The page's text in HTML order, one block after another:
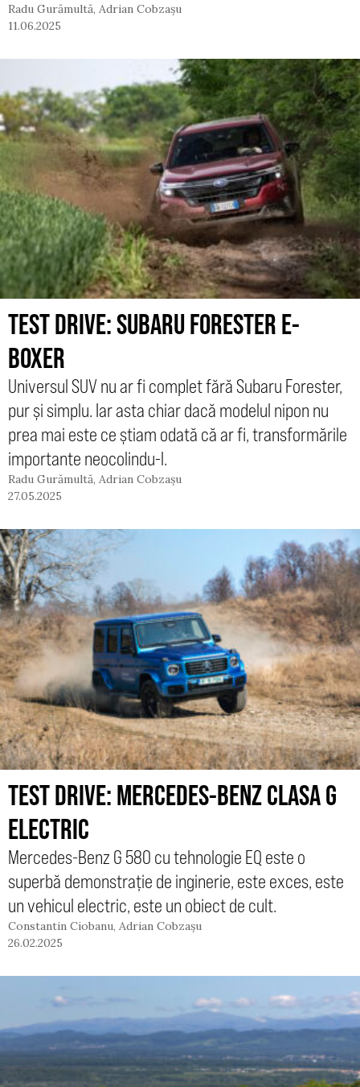
Radu Gurămultă, Adrian Cobzașu
11.06.2025
TEST DRIVE: SUBARU FORESTER E-
BOXER
Universul SUV nu ar fi complet fără Subaru Forester,
pur și simplu. Iar asta chiar dacă modelul nipon nu
prea mai este ce știam odată că ar fi, transformările
importante neocolindu-l.
Radu Gurămultă, Adrian Cobzașu
27.05.2025
TEST DRIVE: MERCEDES-BENZ CLASA G
ELECTRIC
Mercedes-Benz G 580 cu tehnologie EQ este o
superbă demonstrație de inginerie, este exces, este
un vehicul electric, este un obiect de cult.
Constantin Ciobanu, Adrian Cobzașu
26.02.2025